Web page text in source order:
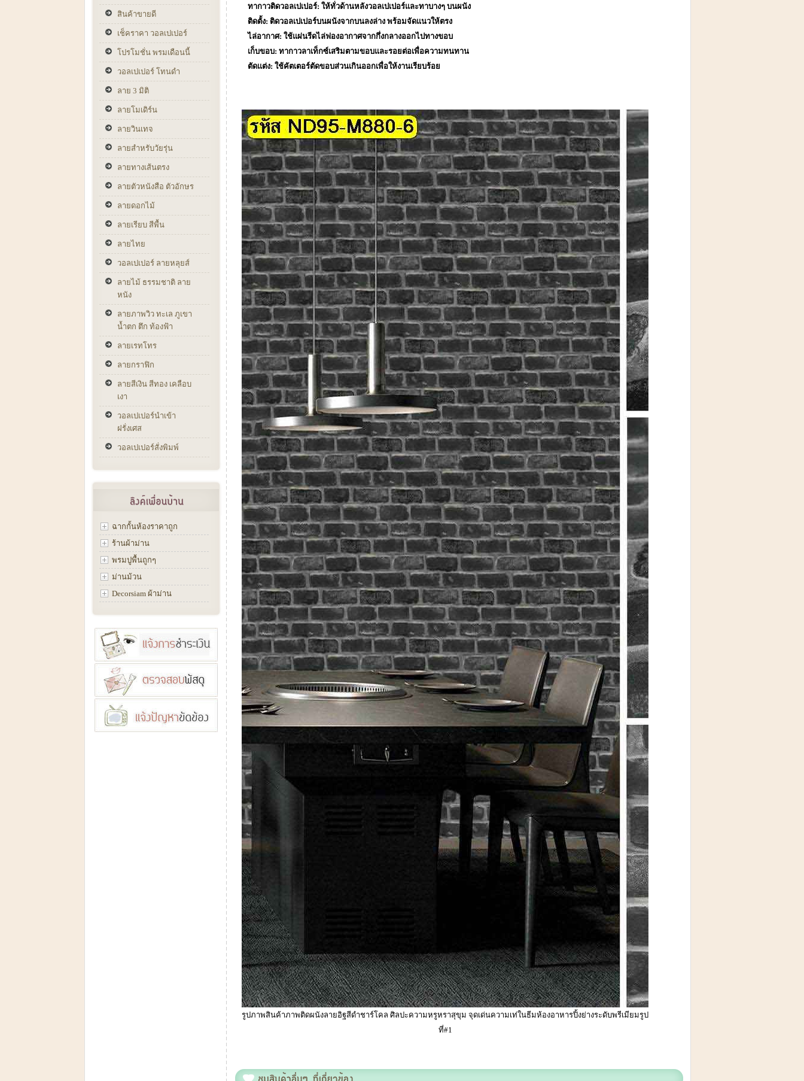
สินค้าขายดี
เช็คราคา วอลเปเปอร์
โปรโมชั่น พรมเดือนนี้
วอลเปเปอร์ โทนดำ
ลาย 3 มิติ
ลายโมเดิร์น
ลายวินเทจ
ลายสำหรับวัยรุ่น
ลายทางเส้นตรง
ลายตัวหนังสือ ตัวอักษร
ลายดอกไม้
ลายเรียบ สีพื้น
ลายไทย
วอลเปเปอร์ ลายหลุยส์
ลายไม้ ธรรมชาติ ลาย
หนัง
ลายภาพวิว ทะเล ภูเขา
น้ำตก ตึก ท้องฟ้า
ลายเรทโทร
ลายกราฟิก
ลายสีเงิน สีทอง เคลือบ
เงา
วอลเปเปอร์นำเข้า
ฝรั่งเศส
วอลเปเปอร์สั่งพิมพ์
ฉากกั้นห้องราคาถูก
ร้านผ้าม่าน
พรมปูพื้นถูกๆ
ม่านม้วน
Decorsiam ผ้าม่าน
ทากาวติดวอลเปเปอร์: ให้ทั่วด้านหลังวอลเปเปอร์และทาบางๆ บนผนัง
ติดตั้ง: ติดวอลเปเปอร์บนผนังจากบนลงล่าง พร้อมจัดแนวให้ตรง
ไล่อากาศ: ใช้แผ่นรีดไล่ฟองอากาศจากกึ่งกลางออกไปทางขอบ
เก็บขอบ: ทากาวลาเท็กซ์เสริมตามขอบและรอยต่อเพื่อความทนทาน
ตัดแต่ง: ใช้คัตเตอร์ตัดขอบส่วนเกินออกเพื่อให้งานเรียบร้อย
รูปภาพสินค้าภาพติดผนังลายอิฐสีดำชาร์โคล ศิลปะความหรูหราสุขุม จุดเด่นความเท่ในธีมห้องอาหารปิ้งย่างระดับพรีเมียมรูป
ที่#1